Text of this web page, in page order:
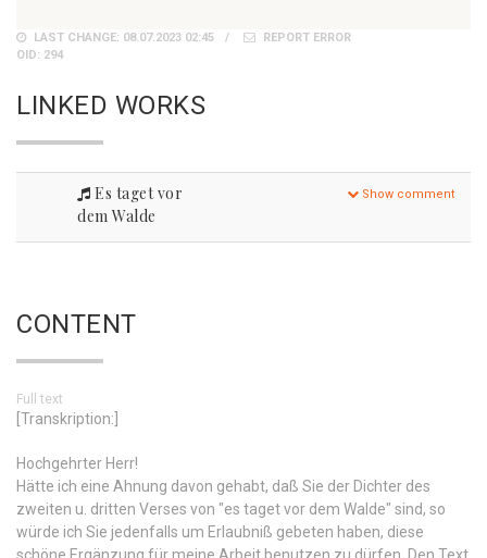
LAST CHANGE: 08.07.2023 02:45
REPORT ERROR
OID: 294
LINKED WORKS
Es taget vor
dem Walde
Show comment
CONTENT
Full text
[Transkription:]
Hochgehrter Herr!
Hätte ich eine Ahnung davon gehabt, daß Sie der Dichter des
zweiten u. dritten Verses von "es taget vor dem Walde" sind, so
würde ich Sie jedenfalls um Erlaubniß gebeten haben, diese